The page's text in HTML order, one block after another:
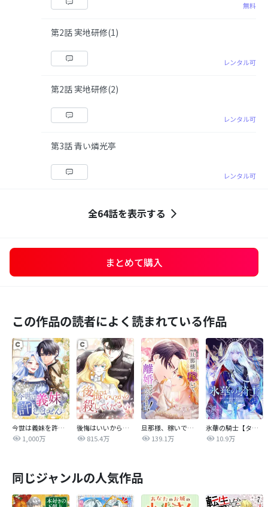
無料
第2話 実地研修(1)
レンタル可
第2話 実地研修(2)
レンタル可
第3話 青い燐光亭
レンタル可
全64話を表示する
まとめて購入
この作品の読者によく読まれている作品
今世は義妹を許しません
1,000万
後悔はいいから殺してください
815.4万
旦那様、稼いで離婚させていただきます！
139.1万
氷華の騎士【タテヨミ】
10.9万
同じジャンルの人気作品